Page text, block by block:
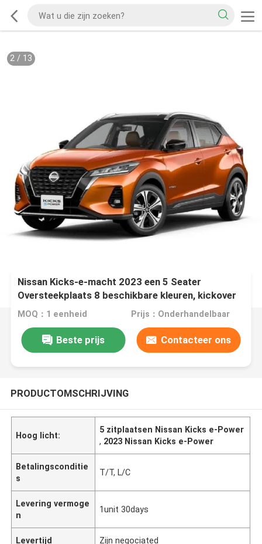
2/ 13
Nissan Kicks-e-macht 2023 een 5 Seater
Oversteekplaats 8 beschikbare kleuren, kickover
Niro, Houtvester, Vitara en Kadjar.,
MOQ：1 eenheid Prijs：Onderhandelbaar
Beste prijs Contacteer ons
PRODUCTOMSCHRIJVING
Hoog licht:
5 zitplaatsen Nissan Kicks e-Power
, 2023 Nissan Kicks e-Power
Betalingsconditie
s
T/T, L/C
Levering vermoge
n
1unit 30days
Levertijd Zijn negociated